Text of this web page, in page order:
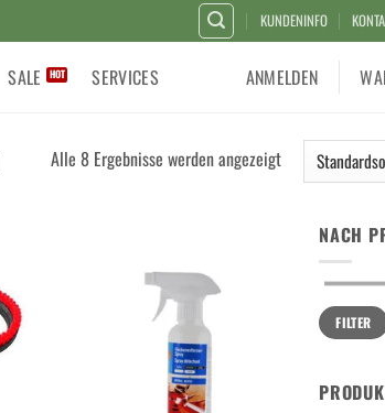
KUNDENINFO
SALE SERVICES ANMELDEN
Alle 8 Ergebnisse werden angezeigt
NACH
Min.
Preis
Max.
PreisFILTER